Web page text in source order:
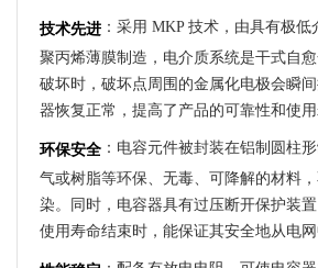
技术先进 ：采用 MKP 技术，由具有极
聚丙烯薄膜制造，电介质系统是干式自
破坏时，破坏点周围的金属化电极会瞬
器恢复正常，提高了产品的可靠性和使用
环保安全 ：电容元件被封装在铝制圆柱
气或树脂等环保、无毒、可降解的材料
染。同时，电容器具有过压断开保护装
使用寿命结束时，能保证其安全地从电网